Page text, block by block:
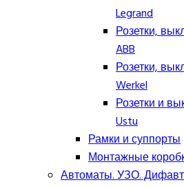
Legrand
Розетки,
ABB
Розетки,
Werkel
Розетки и
Ustu
Рамки и суппорты
Монтажные
Автоматы. УЗО.